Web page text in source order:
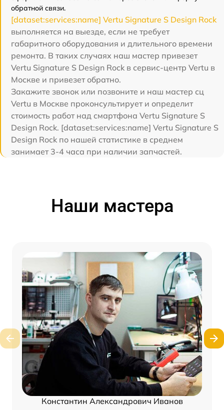
обратной связи.
[dataset:services:name] Vertu Signature S Design Rock
выполняется на выезде, если не требует
габаритного оборудования и длительного времени
ремонта. В таких случаях наш мастер привезет
Vertu Signature S Design Rock в сервис-центр Vertu в
Москве и привезет обратно.
Закажите звонок или позвоните и наш мастер сц
Vertu в Москве проконсультирует и определит
стоимость работ над смартфона Vertu Signature S
Design Rock. [dataset:services:name] Vertu Signature S
Design Rock по нашей статистике в среднем
занимает 3-4 часа при наличии запчастей.
Наши мастера
Константин Александрович Иванов